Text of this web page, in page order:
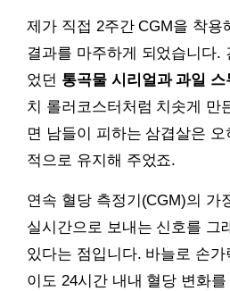
제가 직접 2주간 CGM을 착용
결과를 마주하게 되었습니다.
었던 통곡물 시리얼과 과일 스
치 롤러코스터처럼 치솟게 만
면 남들이 피하는 삼겹살은
적으로 유지해 주었죠.
연속 혈당 측정기(CGM)의 가
실시간으로 보내는 신호를 그
있다는 점입니다. 바늘로 손
이도 24시간 내내 혈당 변화